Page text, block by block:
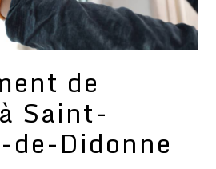
de
Saint-
de-Didonne